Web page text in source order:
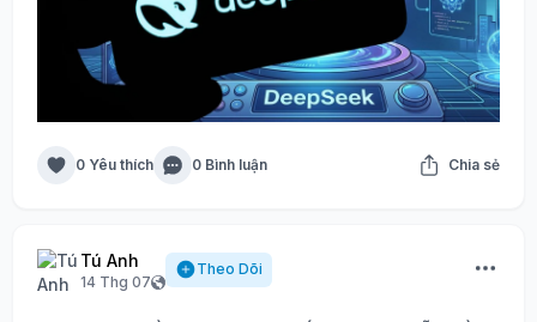
0 Yêu thích 0 Bình luận Chia sẻ
Tú Anh
14 Thg 07
Theo Dõi